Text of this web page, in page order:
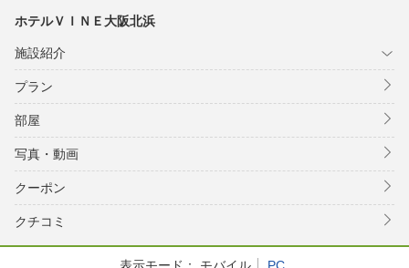
ホテルＶＩＮＥ大阪北浜
施設紹介
プラン
部屋
写真・動画
クーポン
クチコミ